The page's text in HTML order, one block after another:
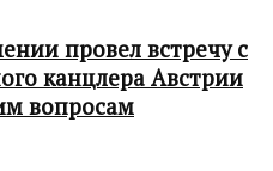
провел встречу с
канцлера Австрии
вопросам